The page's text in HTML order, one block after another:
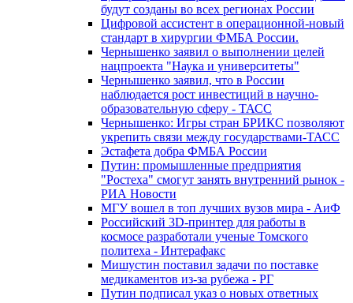
будут созданы во всех регионах России
Цифровой ассистент в операционной-новый
стандарт в хирургии ФМБА России.
Чернышенко заявил о выполнении целей
нацпроекта "Наука и университеты"
Чернышенко заявил, что в России
наблюдается рост инвестиций в научно-
образовательную сферу - ТАСС
Чернышенко: Игры стран БРИКС позволяют
укрепить связи между государствами-ТАСС
Эстафета добра ФМБА России
Путин: промышленные предприятия
"Ростеха" смогут занять внутренний рынок -
РИА Новости
МГУ вошел в топ лучших вузов мира - АиФ
Российский 3D-принтер для работы в
космосе разработали ученые Томского
политеха - Интерафакс
Мишустин поставил задачи по поставке
медикаментов из-за рубежа - РГ
Путин подписал указ о новых ответных